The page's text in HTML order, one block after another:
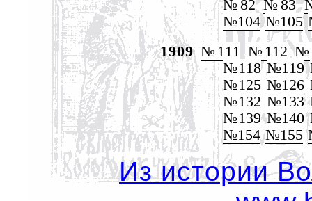
№82 №83
№104 №105
1909 №111 №112
№118 №119
№125 №126
№132 №133
№139 №140
№154 №155
Из истории